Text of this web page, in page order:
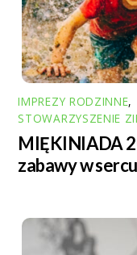
IMPREZY RODZINNE,
STOWARZYSZENIE
MIĘKINIADA
zabawy w